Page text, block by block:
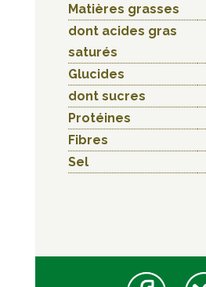
Matières grasses
dont acides gras
saturés
Glucides
dont sucres
Protéines
Fibres
Sel